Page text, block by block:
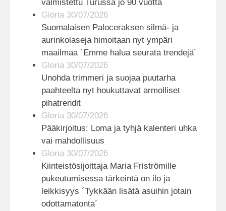
valmistettu Turussa jo 90 vuotta
Gloria 30/07/2026
Suomalaisen Paloceraksen silmä- ja
aurinkolaseja himoitaan nyt ympäri
maailmaa ´Emme halua seurata trendejä´
Gloria 30/07/2026
Unohda trimmeri ja suojaa puutarha
paahteelta nyt houkuttavat armolliset
pihatrendit
Gloria 30/07/2026
Pääkirjoitus: Loma ja tyhjä kalenteri uhka
vai mahdollisuus
Gloria 30/07/2026
Kiinteistösijoittaja Maria Friströmille
pukeutumisessa tärkeintä on ilo ja
leikkisyys ´Tykkään lisätä asuihin jotain
odottamatonta´